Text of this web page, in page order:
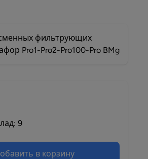
9
в корзину